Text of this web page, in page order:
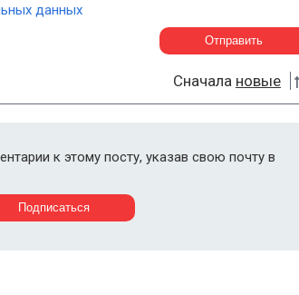
данных
Сначала новые
к этому посту, указав свою почту в